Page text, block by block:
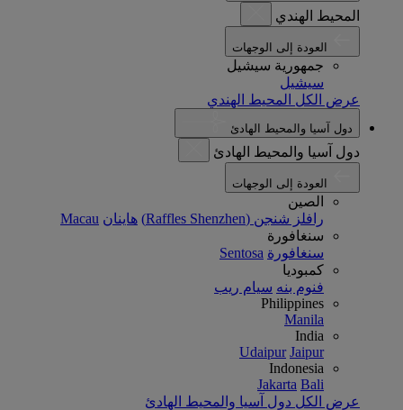
المحيط الهندي
جمهورية سيشيل
سيشيل
عرض الكل المحيط الهندي
دول آسيا والمحيط الهادئ
دول آسيا والمحيط الهادئ
الصين
رافلز شنجن (Raffles Shenzhen)
هاينان Macau
سنغافورة
سنغافورة Sentosa
كمبوديا
فنوم بنه سيام ريب
Philippines
Manila
India
Udaipur Jaipur
Indonesia
Jakarta Bali
عرض الكل دول آسيا والمحيط الهادئ